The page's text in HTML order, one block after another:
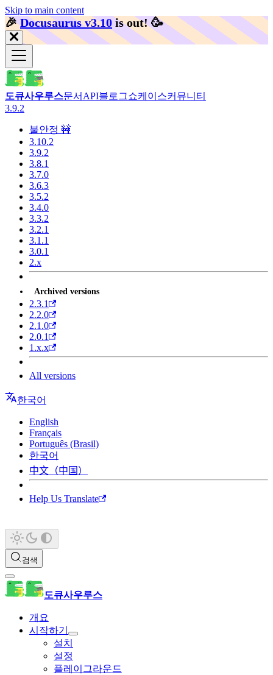
Skip to main content
🎉️Docusaurus v3.10 is out! 🥳️
도큐사우루스문서 API블로그쇼케이스커뮤니티
3.9.2
불안정 🚧
3.10.2
3.9.2
3.8.1
3.7.0
3.6.3
3.5.2
3.4.0
3.3.2
3.2.1
3.1.1
3.0.1
2.x
Archived versions
2.3.1
2.2.0
2.1.0
2.0.1
1.x.x
All versions
한국어
English
Français
Português (Brasil)
한국어
中文（中国）
Help Us Translate
검색
도큐사우루스
개요
시작하기
설치
설정
플레이그라운드